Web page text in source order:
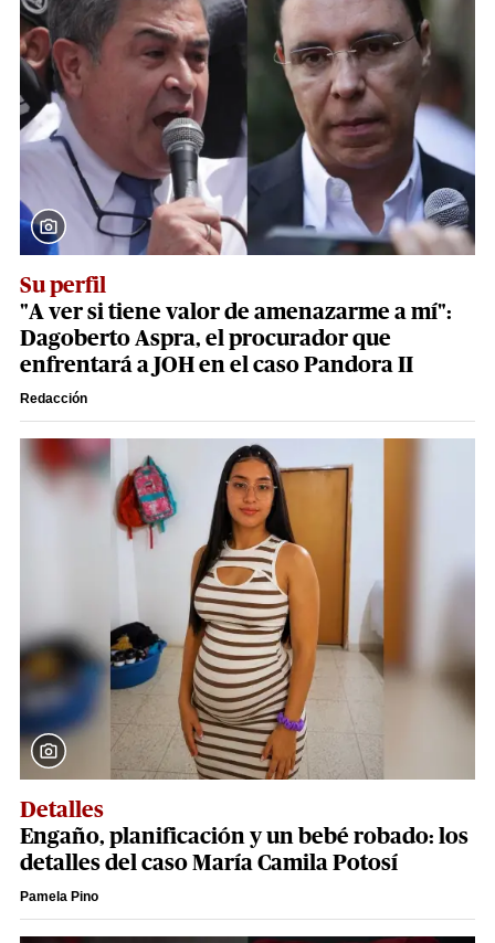
Su perfil
"A ver si tiene valor de amenazarme a mí":
Dagoberto Aspra, el procurador que
enfrentará a JOH en el caso Pandora II
Redacción
Detalles
Engaño, planificación y un bebé robado: los
detalles del caso María Camila Potosí
Pamela Pino